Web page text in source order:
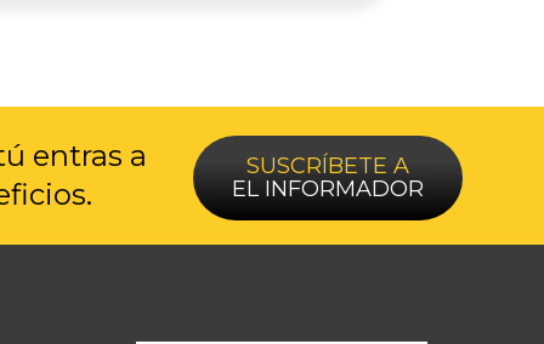
entras a
SUSCRÍBETE A
EL INFORMADOR